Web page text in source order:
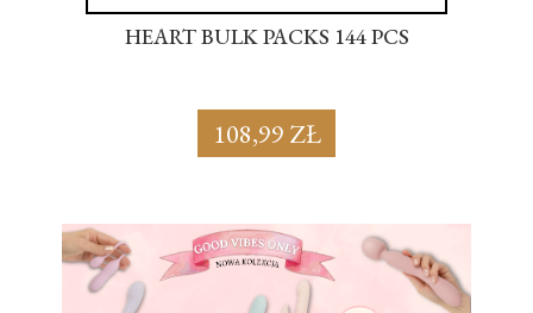
HEART BULK PACKS 144 PCS
108,99 ZŁ